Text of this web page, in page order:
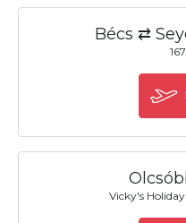
Bécs ⇄
Vicky's